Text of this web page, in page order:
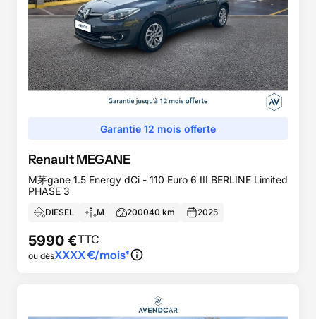
Garantie 12 mois offerte
RenaultMEGANE
M茅gane 1.5 Energy dCi - 110 Euro 6 III BERLINE Limited
PHASE 3
DIESEL M 200040 km 2025
5990 €TTC
ou dèsXXXX€/mois*